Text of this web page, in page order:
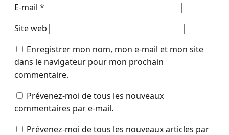
E-mail *
Site web
Enregistrer mon nom, mon e-mail et mon site
dans le navigateur pour mon prochain
commentaire.
Prévenez-moi de tous les nouveaux
commentaires par e-mail.
Prévenez-moi de tous les nouveaux articles par